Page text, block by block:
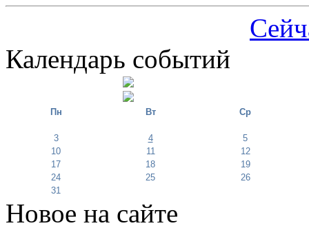
Календарь событий
Пн Вт Ср
3 4
5
10
11
12
17
18
19
24
25
26
31
Новое на сайте